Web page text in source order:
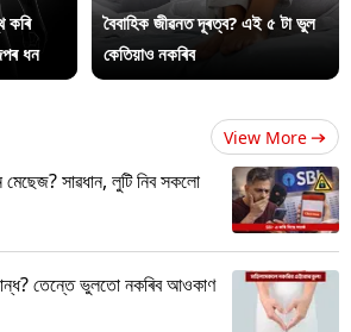
কৰি
ধন
বৈবাহিক জীৱনত দূৰত্ব? এই ৫ টা ভুল
কেতিয়াও নকৰিব
View More
সাৱধান, লুটি নিব সকলো
তেন্তে ভুলতো নকৰিব আওকাণ